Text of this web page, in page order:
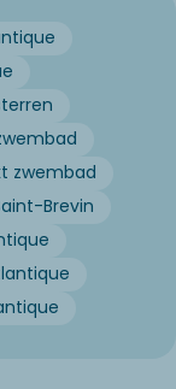
zwembad
Brevin